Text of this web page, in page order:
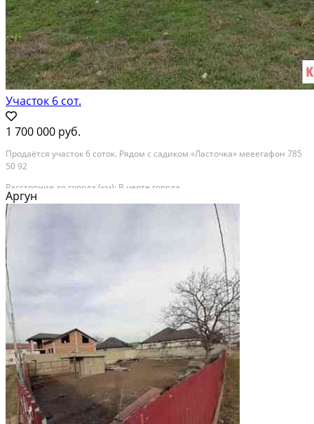
Участок 6 сот.
1 700 000 руб.
Продаётся участок 6 соток. Рядом с садиком «Ласточка» мееегафон 785
50 92
Расстояние до города (км): В черте города
Аргун